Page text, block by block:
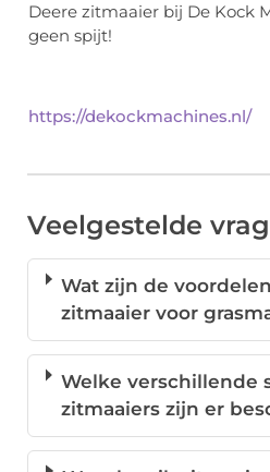
Deere zitmaaier bij De Kock
geen spijt!
https://dekockmachines.nl/
Veelgestelde
Wat zijn de
zitmaaier voor
Welke verschillende
zitmaaiers zijn er